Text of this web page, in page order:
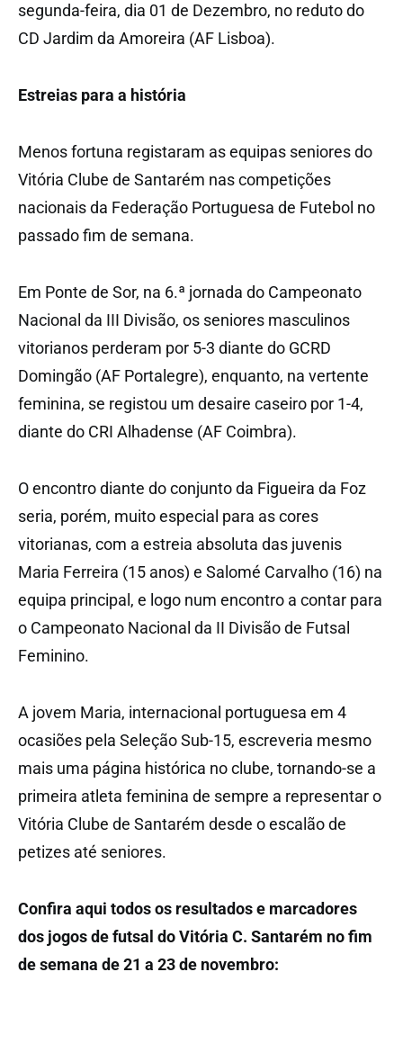
segunda-feira, dia 01 de Dezembro, no reduto do
CD Jardim da Amoreira (AF Lisboa).
Estreias para a história
Menos fortuna registaram as equipas seniores do
Vitória Clube de Santarém nas competições
nacionais da Federação Portuguesa de Futebol no
passado fim de semana.
Em Ponte de Sor, na 6.ª jornada do Campeonato
Nacional da III Divisão, os seniores masculinos
vitorianos perderam por 5-3 diante do GCRD
Domingão (AF Portalegre), enquanto, na vertente
feminina, se registou um desaire caseiro por 1-4,
diante do CRI Alhadense (AF Coimbra).
O encontro diante do conjunto da Figueira da Foz
seria, porém, muito especial para as cores
vitorianas, com a estreia absoluta das juvenis
Maria Ferreira (15 anos) e Salomé Carvalho (16) na
equipa principal, e logo num encontro a contar para
o Campeonato Nacional da II Divisão de Futsal
Feminino.
A jovem Maria, internacional portuguesa em 4
ocasiões pela Seleção Sub-15, escreveria mesmo
mais uma página histórica no clube, tornando-se a
primeira atleta feminina de sempre a representar o
Vitória Clube de Santarém desde o escalão de
petizes até seniores.
Confira aqui todos os resultados e marcadores
dos jogos de futsal do Vitória C. Santarém no fim
de semana de 21 a 23 de novembro: